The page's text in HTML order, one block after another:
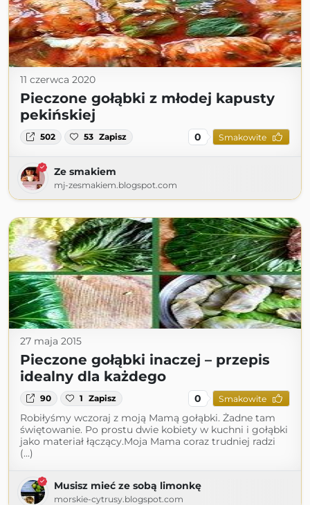
11 czerwca 2020
Pieczone gołąbki z młodej kapusty
pekińskiej
502 53 Zapisz 0 Smakowite
Ze smakiem
mj-zesmakiem.blogspot.com
27 maja 2015
Pieczone gołąbki inaczej – przepis
idealny dla każdego
90 1 Zapisz 0 Smakowite
Robiłyśmy wczoraj z moją Mamą gołąbki. Żadne tam
świętowanie. Po prostu dwie kobiety w kuchni i gołąbki
jako materiał łączący.Moja Mama coraz trudniej radzi
(...)
Musisz mieć ze sobą limonkę
morskie-cytrusy.blogspot.com